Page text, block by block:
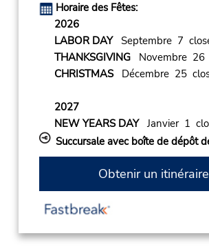
Horaire des Fêtes:
2026
LABOR DAYSeptembre 7
THANKSGIVINGNovembre 26
CHRISTMASDécembre 25
2027
NEW YEARS DAYJanvier 1
Succursale avec boîte de dépôt
Obtenir un itinéraire